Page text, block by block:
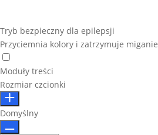
Tryb bezpieczny dla epilepsji
Przyciemnia kolory i zatrzymuje miganie
Moduły treści
Rozmiar czcionki
Domyślny